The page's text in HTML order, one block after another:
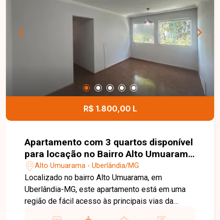
quem busca conforto e praticidade no dia a dia.
Uma excelente oportunidade para morar em uma
das regiões mais valorizadas de Uberlândia.
Entre em contato e agende sua visita!
R$ 1.800,00 L
Apartamento com 3 quartos disponível
para locação no Bairro Alto Umuarama
em Uberlândia-MG
Alto Umuarama - Uberlândia/MG
Localizado no bairro Alto Umuarama, em
Uberlândia-MG, este apartamento está em uma
região de fácil acesso às principais vias da